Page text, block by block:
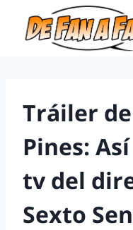
Tráiler
Pines:
tv del
Sexto